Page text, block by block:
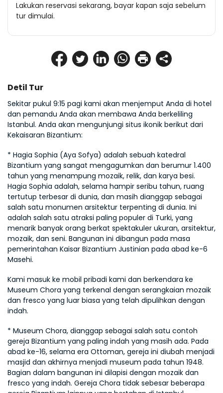
Detil Tur
Sekitar pukul 9:15 pagi kami akan menjemput Anda di hotel
dan pemandu Anda akan membawa Anda berkeliling
Istanbul. Anda akan mengunjungi situs ikonik berikut dari
Kekaisaran Bizantium:
* Hagia Sophia (Aya Sofya) adalah sebuah katedral
Bizantium yang sangat mengagumkan dan berumur 1.400
tahun yang menampung mozaik, relik, dan karya besi.
Hagia Sophia adalah, selama hampir seribu tahun, ruang
tertutup terbesar di dunia, dan masih dianggap sebagai
salah satu monumen arsitektur terpenting di dunia. Ini
adalah salah satu atraksi paling populer di Turki, yang
menarik banyak orang berkat spektakuler ukuran, arsitektur,
mozaik, dan seni. Bangunan ini dibangun pada masa
pemerintahan Kaisar Bizantium Justinian pada abad ke-6
Masehi.
Kami masuk ke mobil pribadi kami dan berkendara ke
Museum Chora yang terkenal dengan serangkaian mozaik
dan fresco yang luar biasa yang telah dipulihkan dengan
indah.
* Museum Chora, dianggap sebagai salah satu contoh
gereja Bizantium yang paling indah yang masih ada. Pada
abad ke-16, selama era Ottoman, gereja ini diubah menjadi
masjid dan akhirnya menjadi museum pada tahun 1948.
Bagian dalam bangunan ini dilapisi dengan mozaik dan
fresco yang indah. Gereja Chora tidak sebesar beberapa
Lakukan reservasi sekarang, bayar kapan saja sebelum
tur dimulai.